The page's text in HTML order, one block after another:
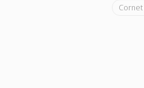
Cornet